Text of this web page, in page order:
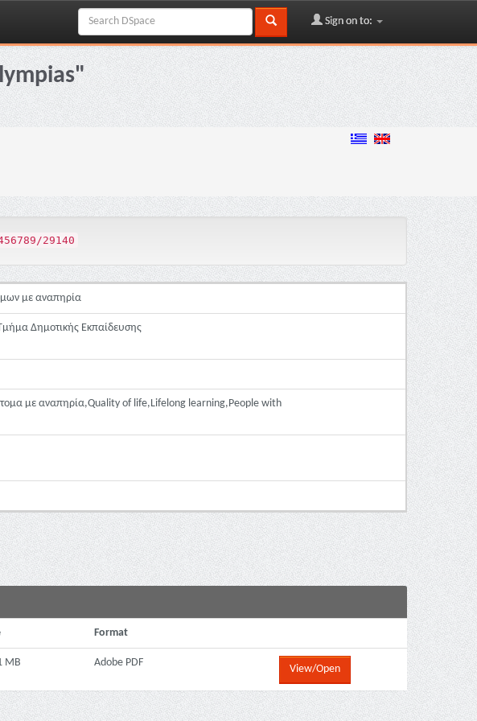
Sign on to:
29140
με αναπηρία
Δημοτικής Εκπαίδευσης
με αναπηρία,Quality of life,Lifelong learning,People with
Format
MB Adobe PDF
View/Open